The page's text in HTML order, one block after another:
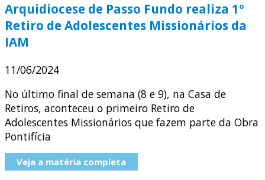
Arquidiocese de Passo Fundo realiza 1º
Retiro de Adolescentes Missionários da
IAM
11/06/2024
No último final de semana (8 e 9), na Casa de
Retiros, aconteceu o primeiro Retiro de
Adolescentes Missionários que fazem parte da Obra
Pontifícia
Veja a matéria completa